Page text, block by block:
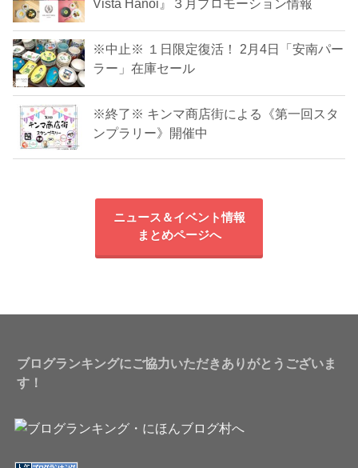
Vista Hanoi』３月プロモーション情報
※中止※ １日限定復活！ 2月4日「安南パー
ラー」在庫セール
※終了※ キンマ商店街による《第一回スタ
ンプラリー》開催中
ニュース＆イベント情報
まとめページへ
ブログランキングにご協力いただきありがとうございま
す！